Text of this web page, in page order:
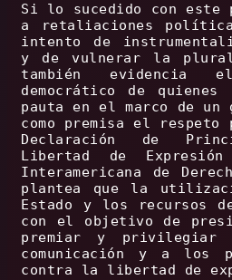
Si lo sucedido con este
a retaliaciones
intento de
y de vulnerar la
también evidencia
democrático de
pauta en el marco de un
como premisa el
Declaración de
Libertad de
Interamericana de
plantea que la
Estado y los recursos
con el objetivo de
premiar y privilegiar
comunicación y a los
contra la libertad de